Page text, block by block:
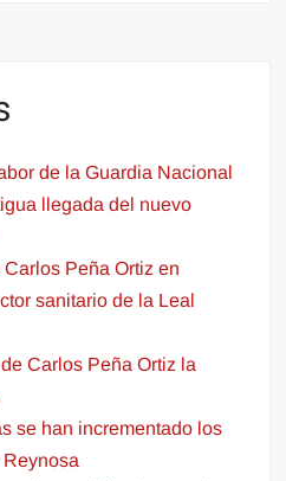
de la Guardia Nacional
llegada del nuevo
Peña Ortiz en
sanitario de la Leal
Carlos Peña Ortiz la
se han incrementado los